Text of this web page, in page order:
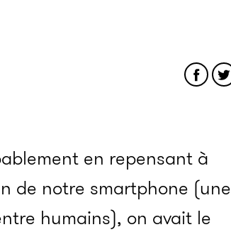
en repensant à
de notre smartphone (une
humains), on avait le